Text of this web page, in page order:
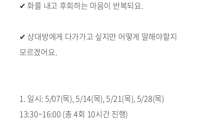
✔ 화를 내고 후회하는 마음이 반복되요.
✔ 상대방에게 다가가고 싶지만 어떻게 말해야할지
모르겠어요.
1. 일시: 5/07(목), 5/14(목), 5/21(목), 5/28(목)
13:30~16:00 (총 4회 10시간 진행)